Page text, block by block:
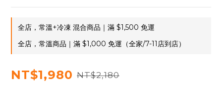
全店，常溫+冷凍 混合商品｜滿 $1,500 免運
全店，常溫商品｜滿 $1,000 免運（全家/7-11店到店）
NT$1,980 NT$2,180